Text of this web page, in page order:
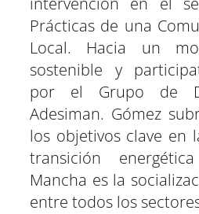
Prácticas de una
Local. Hacia un
sostenible y
por el Grupo de
Adesiman. Gómez
los objetivos clave en
transición
Mancha es la
entre todos los